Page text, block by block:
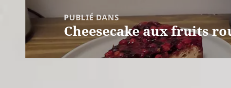
de
l’article
PUBLIÉ DANS
Cheesecake aux fruits